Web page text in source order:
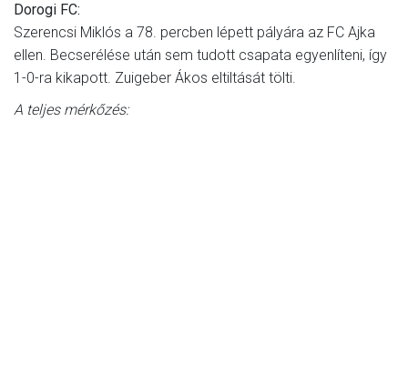
Dorogi FC:
Szerencsi Miklós a 78. percben lépett pályára az FC Ajka
ellen. Becserélése után sem tudott csapata egyenlíteni, így
1-0-ra kikapott. Zuigeber Ákos eltiltását tölti.
A teljes mérkőzés: